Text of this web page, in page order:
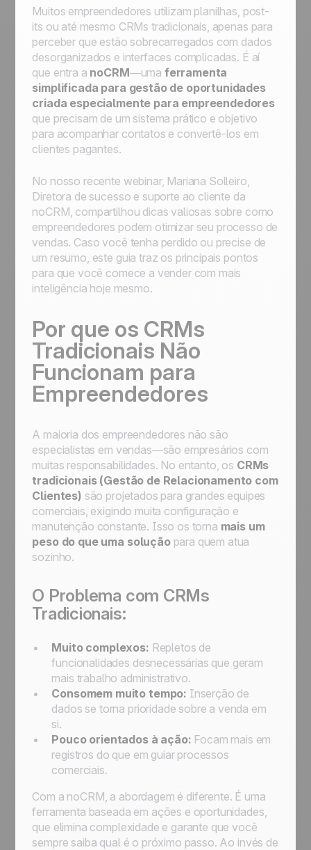
Muitos empreendedores utilizam planilhas, post-
its ou até mesmo CRMs tradicionais, apenas para
perceber que estão sobrecarregados com dados
desorganizados e interfaces complicadas. É aí
que entra a noCRM—uma ferramenta
simplificada para gestão de oportunidades
criada especialmente para empreendedores
que precisam de um sistema prático e objetivo
para acompanhar contatos e convertê-los em
clientes pagantes.
No nosso recente webinar, Mariana Solleiro,
Diretora de sucesso e suporte ao cliente da
noCRM, compartilhou dicas valiosas sobre como
empreendedores podem otimizar seu processo de
vendas. Caso você tenha perdido ou precise de
um resumo, este guia traz os principais pontos
para que você comece a vender com mais
inteligência hoje mesmo.
Por que os CRMs
Tradicionais Não
Funcionam para
Empreendedores
A maioria dos empreendedores não são
especialistas em vendas—são empresários com
muitas responsabilidades. No entanto, os CRMs
tradicionais (Gestão de Relacionamento com
Clientes) são projetados para grandes equipes
comerciais, exigindo muita configuração e
manutenção constante. Isso os torna mais um
peso do que uma soluçãopara quem atua
sozinho.
O Problema com CRMs
Tradicionais:
Muito complexos: Repletos de
funcionalidades desnecessárias que geram
mais trabalho administrativo.
Consomem muito tempo: Inserção de
dados se torna prioridade sobre a venda em
si.
Pouco orientados à ação: Focam mais em
registros do que em guiar processos
comerciais.
Com a noCRM, a abordagem é diferente. É uma
ferramenta baseada em ações e oportunidades,
que elimina complexidade e garante que você
sempre saiba qual é o próximo passo. Ao invés de